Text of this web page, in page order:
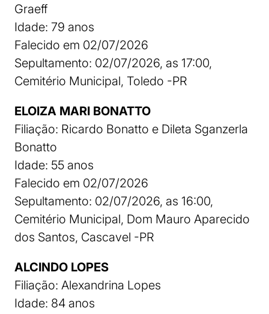
Graeff
Idade: 79 anos
Falecido em 02/07/2026
Sepultamento: 02/07/2026, as 17:00,
Cemitério Municipal, Toledo -PR
ELOIZA MARI BONATTO
Filiação: Ricardo Bonatto e Dileta Sganzerla
Bonatto
Idade: 55 anos
Falecido em 02/07/2026
Sepultamento: 02/07/2026, as 16:00,
Cemitério Municipal, Dom Mauro Aparecido
dos Santos, Cascavel -PR
ALCINDO LOPES
Filiação: Alexandrina Lopes
Idade: 84 anos